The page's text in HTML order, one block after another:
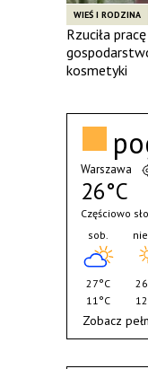
WIEŚ I RODZINA
Rzuciła
kosmetyki
Warszawa
26°C
Częściowo
sob.
27°C
11°C
Zobacz